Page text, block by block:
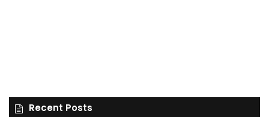
Recent Posts